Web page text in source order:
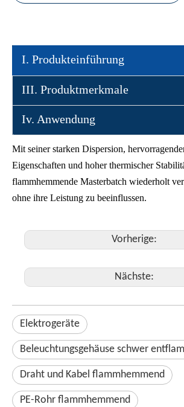
I. Produkteinführung
III. Produktmerkmale
Iv. Anwendung
Mit seiner starken Dispersion,
Eigenschaften und hoher thermischer
flammhemmende Masterbatch wiederholt
ohne ihre Leistung zu beeinflussen.
Vorherige:
Nächste:
Elektrogeräte
Beleuchtungsgehäuse schwer
Draht und Kabel flammhemmend
PE-Rohr flammhemmend